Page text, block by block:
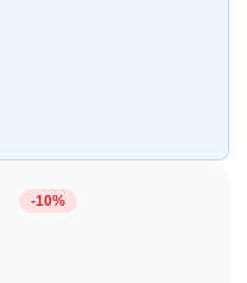
-10%